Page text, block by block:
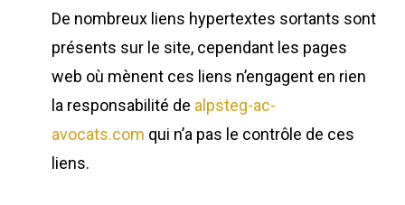
De nombreux liens hypertextes sortants sont
présents sur le site, cependant les pages
web où mènent ces liens n’engagent en rien
la responsabilité de alpsteg-ac-
avocats.com qui n’a pas le contrôle de ces
liens.